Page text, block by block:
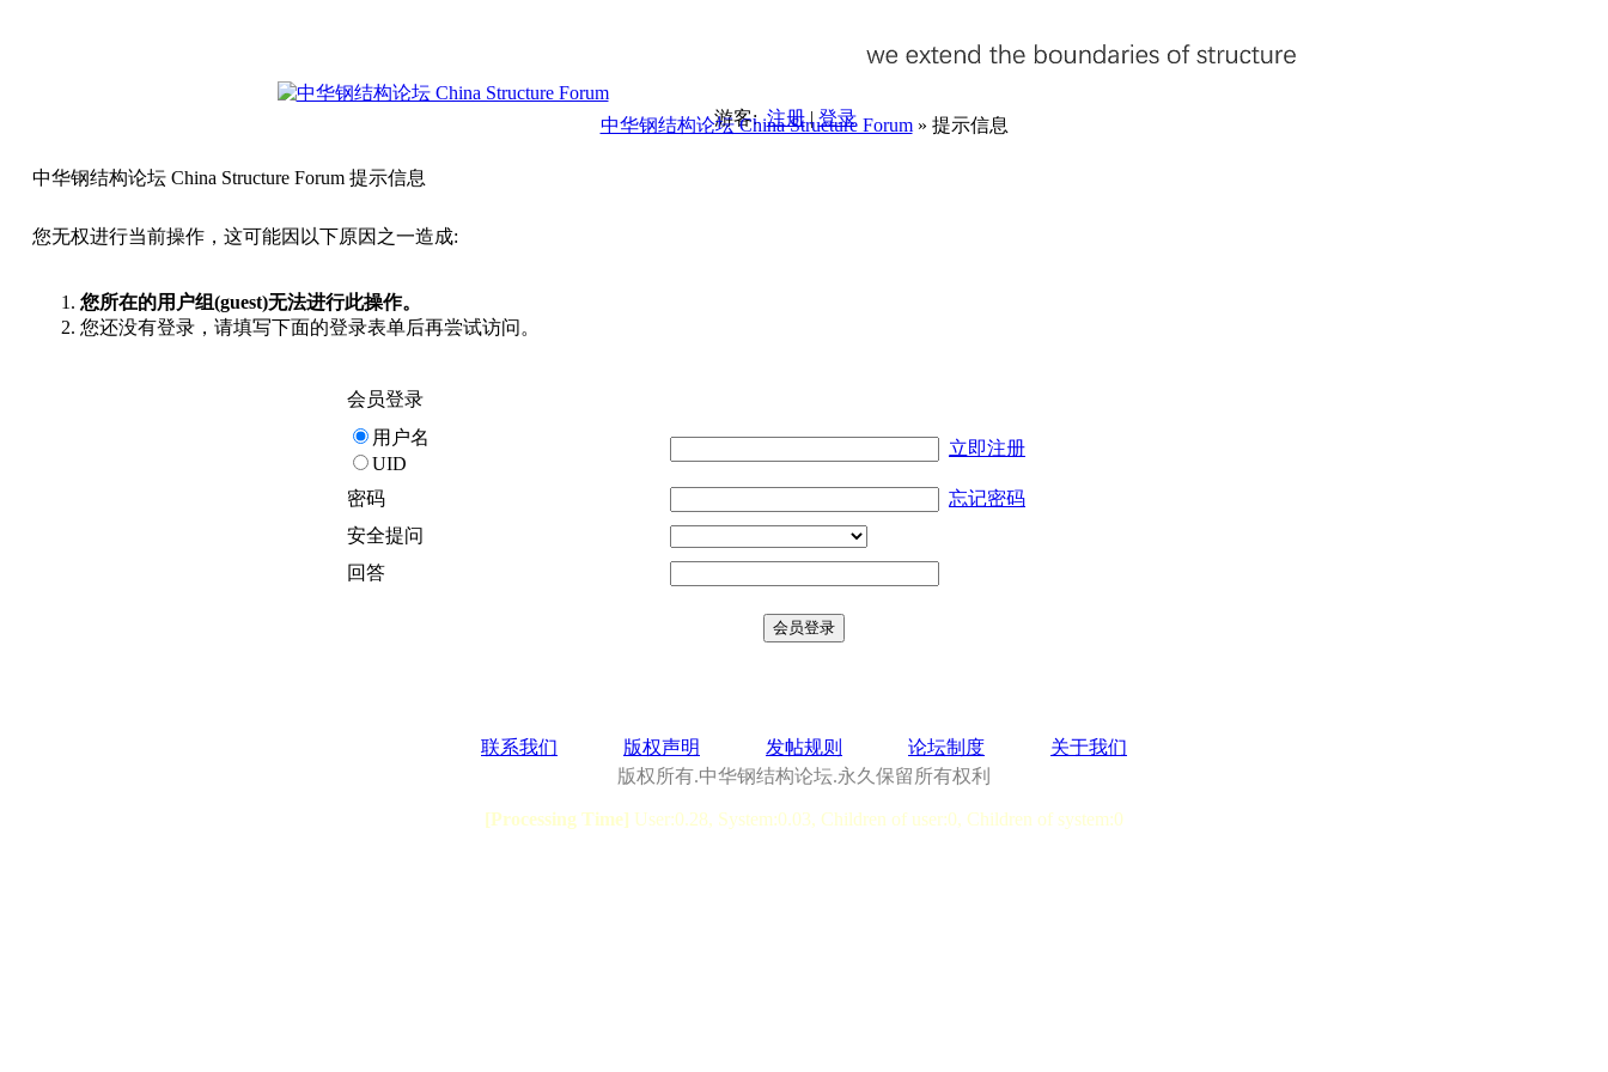
游客:注册|登录
中华钢结构论坛 China Structure Forum» 提示信息
中华钢结构论坛 China Structure Forum 提示信息
您无权进行当前操作，这可能因以下原因之一造成:
您所在的用户组(guest)无法进行此操作。
您还没有登录，请填写下面的登录表单后再尝试访问。
会员登录
用户名
UID
立即注册
密码
忘记密码
安全提问
回答
联系我们 版权声明 发帖规则 论坛制度
关于我们
版权所有.中华钢结构论坛.永久保留所有权利
[Processing Time] User:0.28, System:0.03, Children of user:0, Children of system:0